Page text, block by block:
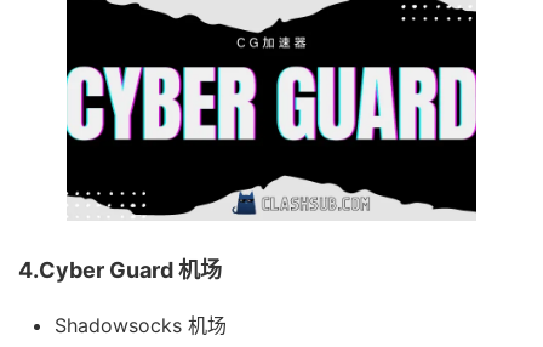
4.Cyber Guard 机场
Shadowsocks 机场